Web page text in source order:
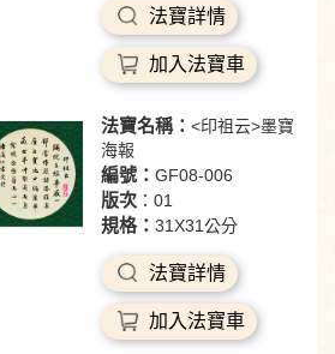
法寶詳情
加入法寶車
法寶名稱： <印祖云>墨寶
海報
編號： GF08-006
版次：01
規格： 31X31公分
法寶詳情
加入法寶車